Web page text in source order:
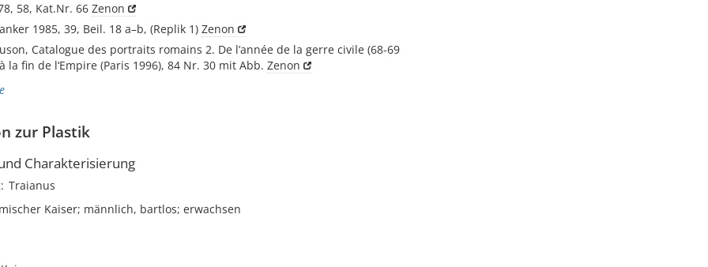
58, Kat.Nr. 66 Zenon
1985, 39, Beil. 18 a–b, (Replik 1) Zenon
Catalogue des portraits romains 2. De l’année de la gerre civile (68-69
la fin de l‘Empire (Paris 1996), 84 Nr. 30 mit Abb. Zenon
zur Plastik
Charakterisierung
Traianus
Kaiser; männlich, bartlos; erwachsen